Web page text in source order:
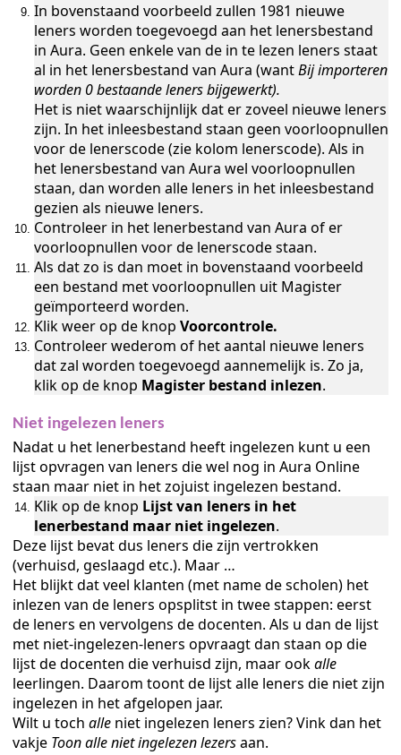
in Aura Online
in Aura Online
of Esis
inlezen in Aura Online
Aura Online
aanmaken
In bovenstaand voorbeeld zullen 1981 nieuwe
leners worden toegevoegd aan het lenersbestand
in Aura. Geen enkele van de in te lezen leners staat
al in het lenersbestand van Aura (wantBij importeren
worden 0 bestaande leners bijgewerkt).
Het is niet waarschijnlijk dat er zoveel nieuwe leners
zijn. In het inleesbestand staan geen voorloopnullen
voor de lenerscode (zie kolom lenerscode). Als in
het lenersbestand van Aura wel voorloopnullen
staan, dan worden alle leners in het inleesbestand
gezien als nieuwe leners.
Controleer in het lenerbestand van Aura of er
voorloopnullen voor de lenerscode staan.
Als dat zo is dan moet in bovenstaand voorbeeld
een bestand met voorloopnullen uit Magister
geïmporteerd worden.
Klik weer op de knop Voorcontrole.
Controleer wederom of het aantal nieuwe leners
dat zal worden toegevoegd aannemelijk is. Zo ja,
klik op de knop Magister bestand inlezen.
Niet ingelezen leners
Nadat u het lenerbestand heeft ingelezen kunt u een
lijst opvragen van leners die wel nog in Aura Online
staan maar niet in het zojuist ingelezen bestand.
Klik op de knop Lijst van leners in het
lenerbestand maar niet ingelezen.
Deze lijst bevat dus leners die zijn vertrokken
(verhuisd, geslaagd etc.). Maar …
Het blijkt dat veel klanten (met name de scholen) het
inlezen van de leners opsplitst in twee stappen: eerst
de leners en vervolgens de docenten. Als u dan de lijst
met niet-ingelezen-leners opvraagt dan staan op die
lijst de docenten die verhuisd zijn, maar ookalle
leerlingen. Daarom toont de lijst alle leners die niet zijn
ingelezen in het afgelopen jaar.
Wilt u toch alle niet ingelezen leners zien? Vink dan het
vakje Toon alle niet ingelezen lezersaan.